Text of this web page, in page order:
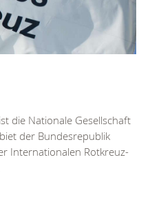
die Nationale Gesellschaft
der Bundesrepublik
Internationalen Rotkreuz-